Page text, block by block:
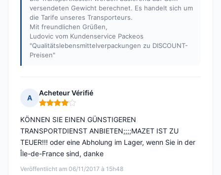
versendeten Gewicht berechnet. Es handelt sich um
die Tarife unseres Transporteurs.
Mit freundlichen Grüßen,
Ludovic vom Kundenservice Packeos
"Qualitätslebensmittelverpackungen zu DISCOUNT-
Preisen"
A
Acheteur Vérifié
Hinweis: 4 von 5
Veröffentlicht am 06/11/2017 à 15h48
KÖNNEN SIE EINEN GÜNSTIGEREN
TRANSPORTDIENST ANBIETEN;;;;MAZET IST ZU
TEUER!!! oder eine Abholung im Lager, wenn Sie in der
Île-de-France sind, danke